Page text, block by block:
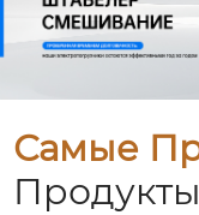
Самые
Продукты